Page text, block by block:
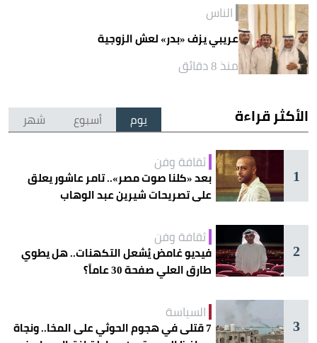
الناس
عريبي يزف «بدر» لعش الزوجية
منذ 8 دقائق
الأكثر قراءة يوم أسبوع شهر
1
ثقافة وفن
بعد «كلنا صوت مصر».. تامر عاشور يعلق
على تصريحات شيرين عبد الوهاب
2
ثقافة وفن
فيديو غامض يُشعل التكهنات.. هل يطوي
طارق العلي صفحة 30 عاماً؟
3
السياسة
7 قتلى في هجوم الحوثي على المخا.. ونجاة